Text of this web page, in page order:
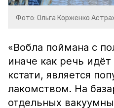
Фото: Ольга Корженко
«Вобла поймана с
иначе как речь
кстати, является
лакомством. На
отдельных